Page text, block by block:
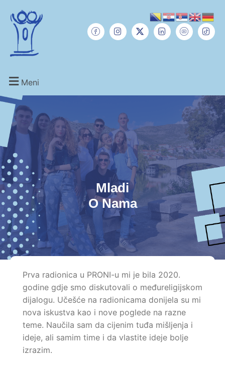
Meni
Mladi
O Nama
Prva radionica u PRONI-u mi je bila 2020.
godine gdje smo diskutovali o međureligijskom
dijalogu. Učešće na radionicama donijela su mi
nova iskustva kao i nove poglede na razne
teme. Naučila sam da cijenim tuđa mišljenja i
ideje, ali samim time i da vlastite ideje bolje
izrazim.